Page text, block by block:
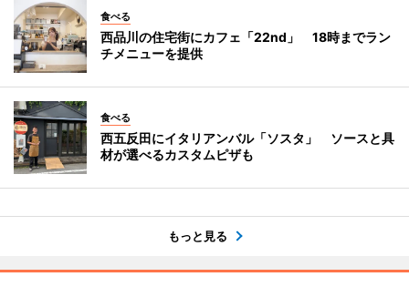
食べる
西品川の住宅街にカフェ「22nd」 18時までラン
チメニューを提供
食べる
西五反田にイタリアンバル「ソスタ」 ソースと具
材が選べるカスタムピザも
もっと見る